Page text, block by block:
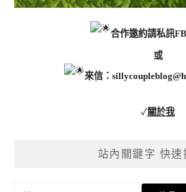
合作邀約請私訊
或
來信：
✓關於我
站內關鍵字 快速